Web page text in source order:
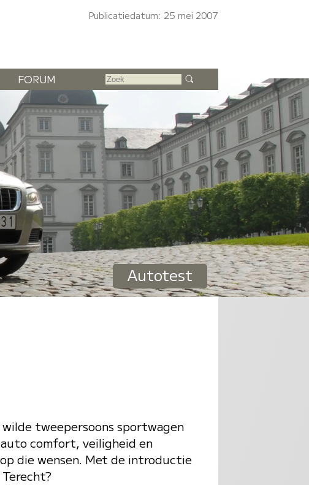
Publicatiedatum: 25 mei 2007
FORUM
Autotest
tweepersoons sportwagen
comfort, veiligheid en
die wensen. Met de introductie